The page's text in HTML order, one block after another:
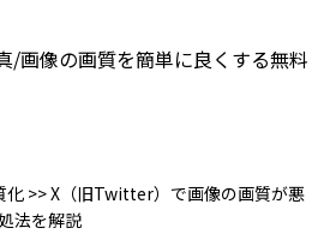
/画像の画質を簡単に良くする無料
化>>X（旧Twitter）で画像の画質が悪
法を解説